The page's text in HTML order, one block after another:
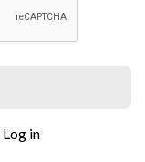
Log in